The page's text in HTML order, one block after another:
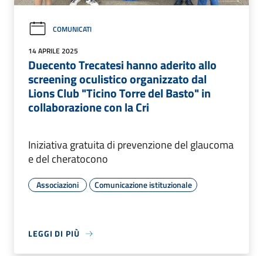
COMUNICATI
14 APRILE 2025
Duecento Trecatesi hanno aderito allo
screening oculistico organizzato dal
Lions Club "Ticino Torre del Basto" in
collaborazione con la Cri
Iniziativa gratuita di prevenzione del glaucoma
e del cheratocono
Associazioni Comunicazione istituzionale
LEGGI DI PIÙ